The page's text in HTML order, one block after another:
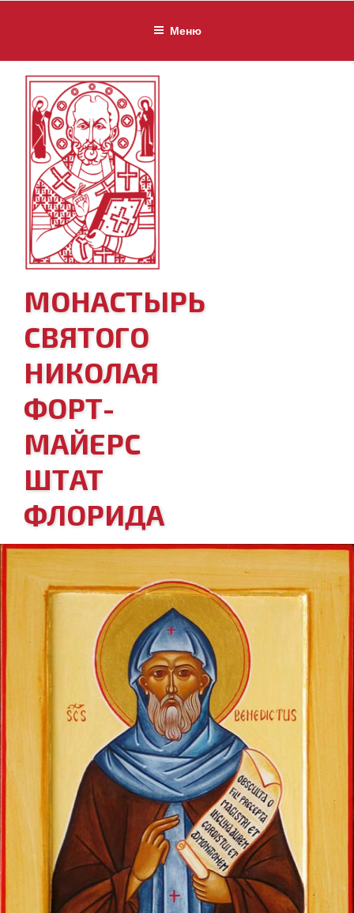
Меню
МОНАСТЫРЬ
СВЯТОГО
НИКОЛАЯ
ФОРТ-
МАЙЕРС
ШТАТ
ФЛОРИДА